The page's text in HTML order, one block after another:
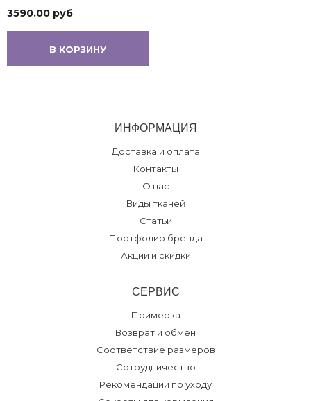
3590.00 руб
В КОРЗИНУ
ИНФОРМАЦИЯ
Доставка и оплата
Контакты
О нас
Виды тканей
Статьи
Портфолио бренда
Акции и скидки
СЕРВИС
Примерка
Возврат и обмен
Соответствие размеров
Сотрудничество
Рекомендации по уходу